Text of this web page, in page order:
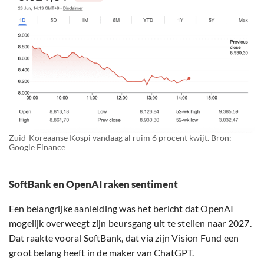
Zuid-Koreaanse Kospi vandaag al ruim 6 procent kwijt. Bron:
Google Finance
SoftBank en OpenAI raken sentiment
Een belangrijke aanleiding was het bericht dat OpenAI
mogelijk overweegt zijn beursgang uit te stellen naar 2027.
Dat raakte vooral SoftBank, dat via zijn Vision Fund een
groot belang heeft in de maker van ChatGPT.